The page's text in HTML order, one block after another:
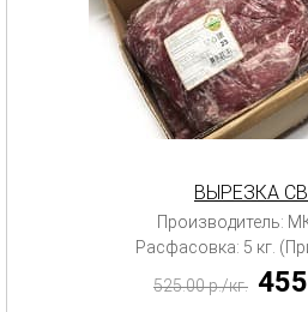
ВЫРЕЗКА
Производитель:
Расфасовка: 5 кг.
525.00p./кг.